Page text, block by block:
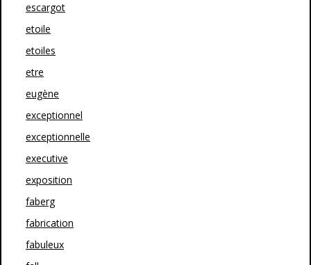
escargot
etoile
etoiles
etre
eugène
exceptionnel
exceptionnelle
executive
exposition
faberg
fabrication
fabuleux